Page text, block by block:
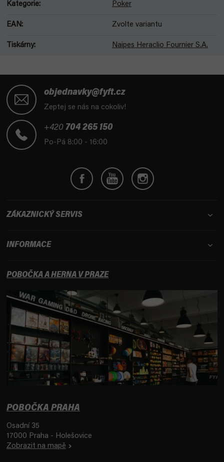
Kategorie: Poker
EAN: Zvolte variantu
Tiskárny: Naipes Heraclio Fournier S.A.
objednavky@fyft.cz
Zeptej se nás na cokoliv!
+420 704 265 150
Po-Pá 8:00 - 16:00
ZÁKAZNICKÝ SERVIS
INFORMACE
POBOČKA A HERNA V PRAZE
POBOČKA PRAHA
Osadní 35
17000 Praha - Holešovice
Zobrazit na mapě